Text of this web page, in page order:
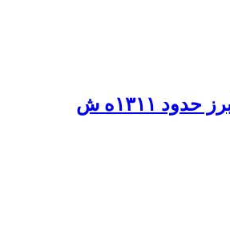
۱۳۱۱ه ش